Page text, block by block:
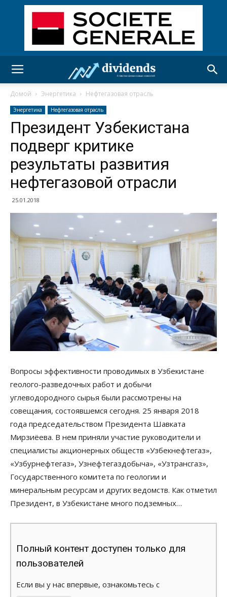
Домой Энергетика Нефтегазовая отрасль
Энергетика Нефтегазовая отрасль
Президент Узбекистана
подверг критике
результаты развития
нефтегазовой отрасли
25.01.2018
Вопросы эффективности проводимых в Узбекистане
геолого-разведочных работ и добычи
углеводородного сырья были рассмотрены на
совещания, состоявшемся сегодня. 25 января 2018
года председательством Президента Шавката
Мирзиёева. В нем приняли участие руководители и
специалисты акционерных обществ «Узбекнефтегаз»,
«Узбурнефтегаз», Узнефтегаздобыча», «Узтрансгаз»,
Государственного комитета по геологии и
минеральным ресурсам и других ведомств. Как отметил
Президент, в Узбекистане много подземных…
Полный контент доступен только для
пользователей
Если вы у нас впервые, ознакомьтесь с